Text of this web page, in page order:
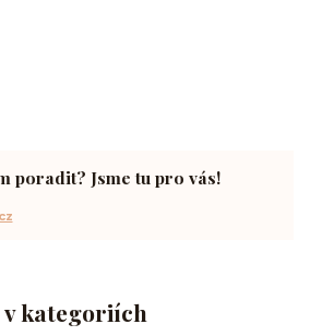
v kategoriích
poradit? Jsme tu pro vás!